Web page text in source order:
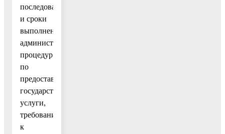
последовательность
и сроки
выполнения
административных
процедур
по
предоставлению
государственной
услуги,
требования
к